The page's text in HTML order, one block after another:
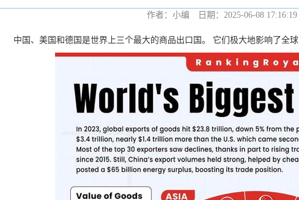
作者：小编 日期：2025-06-08
中国、美国和德国是世界上三个最大的商品出口国。 它们极大地影响了全球